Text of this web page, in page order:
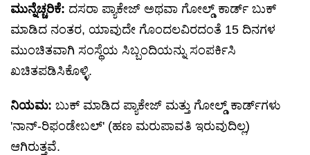
ಮುನ್ನೆಚ್ಚರಿಕೆ: ದಸರಾ ಪ್ಯಾಕೇಜ್ ಅಥವಾ ಗೋಲ್ಡ್ ಕಾರ್ಡ್ ಬುಕ್
ಮಾಡಿದ ನಂತರ, ಯಾವುದೇ ಗೊಂದಲವಿರದಂತೆ 15 ದಿನಗಳ
ಮುಂಚಿತವಾಗಿ ಸಂಸ್ಥೆಯ ಸಿಬ್ಬಂದಿಯನ್ನು ಸಂಪರ್ಕಿಸಿ
ಖಚಿತಪಡಿಸಿಕೊಳ್ಳಿ.
ನಿಯಮ: ಬುಕ್ ಮಾಡಿದ ಪ್ಯಾಕೇಜ್ ಮತ್ತು ಗೋಲ್ಡ್ ಕಾರ್ಡ್‌ಗಳು
'ನಾನ್-ರಿಫಂಡೇಬಲ್' (ಹಣ ಮರುಪಾವತಿ ಇರುವುದಿಲ್ಲ)
ಆಗಿರುತ್ತವೆ.